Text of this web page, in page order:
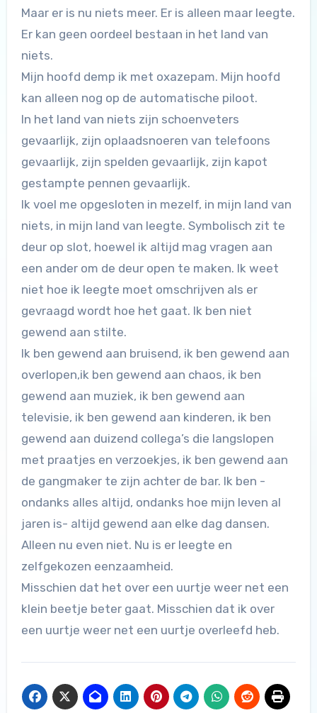
Maar er is nu niets meer. Er is alleen maar leegte.
Er kan geen oordeel bestaan in het land van
niets.
Mijn hoofd demp ik met oxazepam. Mijn hoofd
kan alleen nog op de automatische piloot.
In het land van niets zijn schoenveters
gevaarlijk, zijn oplaadsnoeren van telefoons
gevaarlijk, zijn spelden gevaarlijk, zijn kapot
gestampte pennen gevaarlijk.
Ik voel me opgesloten in mezelf, in mijn land van
niets, in mijn land van leegte. Symbolisch zit te
deur op slot, hoewel ik altijd mag vragen aan
een ander om de deur open te maken. Ik weet
niet hoe ik leegte moet omschrijven als er
gevraagd wordt hoe het gaat. Ik ben niet
gewend aan stilte.
Ik ben gewend aan bruisend, ik ben gewend aan
overlopen,ik ben gewend aan chaos, ik ben
gewend aan muziek, ik ben gewend aan
televisie, ik ben gewend aan kinderen, ik ben
gewend aan duizend collega’s die langslopen
met praatjes en verzoekjes, ik ben gewend aan
de gangmaker te zijn achter de bar. Ik ben -
ondanks alles altijd, ondanks hoe mijn leven al
jaren is- altijd gewend aan elke dag dansen.
Alleen nu even niet. Nu is er leegte en
zelfgekozen eenzaamheid.
Misschien dat het over een uurtje weer net een
klein beetje beter gaat. Misschien dat ik over
een uurtje weer net een uurtje overleefd heb.